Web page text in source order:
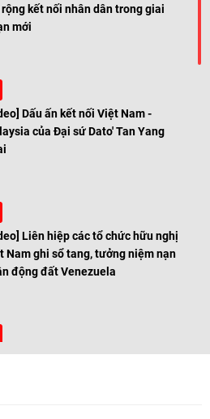
kết nối nhân dân trong giai
mới
Dấu ấn kết nối Việt Nam -
của Đại sứ Dato' Tan Yang
Liên hiệp các tổ chức hữu nghị
Nam ghi sổ tang, tưởng niệm nạn
động đất Venezuela
Trẻ em Đông Á cùng kiến tạo